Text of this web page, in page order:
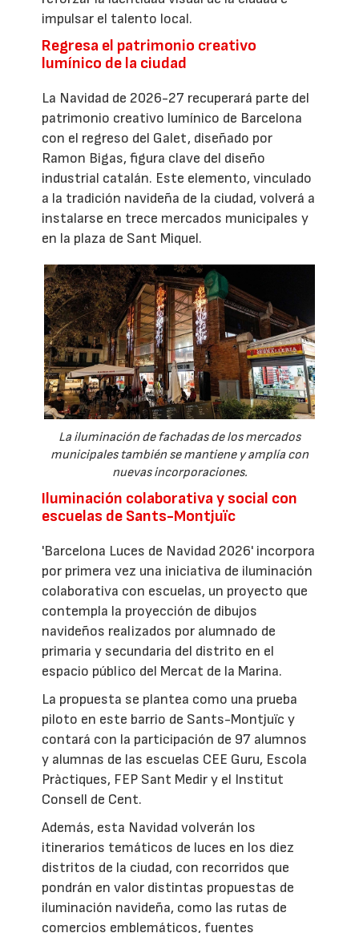
impulsar el talento local.
Regresa el patrimonio creativo
lumínico de la ciudad
La Navidad de 2026-27 recuperará parte del
patrimonio creativo lumínico de Barcelona
con el regreso del Galet, diseñado por
Ramon Bigas, figura clave del diseño
industrial catalán. Este elemento, vinculado
a la tradición navideña de la ciudad, volverá a
instalarse en trece mercados municipales y
en la plaza de Sant Miquel.
La iluminación de fachadas de los mercados
municipales también se mantiene y amplía con
nuevas incorporaciones.
Iluminación colaborativa y social con
escuelas de Sants-Montjuïc
'Barcelona Luces de Navidad 2026' incorpora
por primera vez una iniciativa de iluminación
colaborativa con escuelas, un proyecto que
contempla la proyección de dibujos
navideños realizados por alumnado de
primaria y secundaria del distrito en el
espacio público del Mercat de la Marina.
La propuesta se plantea como una prueba
piloto en este barrio de Sants-Montjuïc y
contará con la participación de 97 alumnos
y alumnas de las escuelas CEE Guru, Escola
Pràctiques, FEP Sant Medir y el Institut
Consell de Cent.
Además, esta Navidad volverán los
itinerarios temáticos de luces en los diez
distritos de la ciudad, con recorridos que
pondrán en valor distintas propuestas de
iluminación navideña, como las rutas de
comercios emblemáticos, fuentes